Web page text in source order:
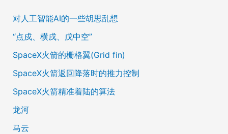
对人工智能AI的一些胡思乱想
“点戍、横戌、戊中空”
SpaceX火箭的栅格翼(Grid fin)
SpaceX火箭返回降落时的推力控制
SpaceX火箭精准着陆的算法
龙河
马云